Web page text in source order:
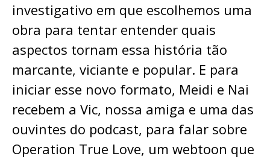
investigativo em que escolhemos uma
obra para tentar entender quais
aspectos tornam essa história tão
marcante, viciante e popular. E para
iniciar esse novo formato, Meidi e Nai
recebem a Vic, nossa amiga e uma das
ouvintes do podcast, para falar sobre
Operation True Love, um webtoon que